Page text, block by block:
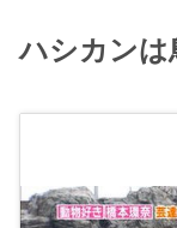
ハシカン